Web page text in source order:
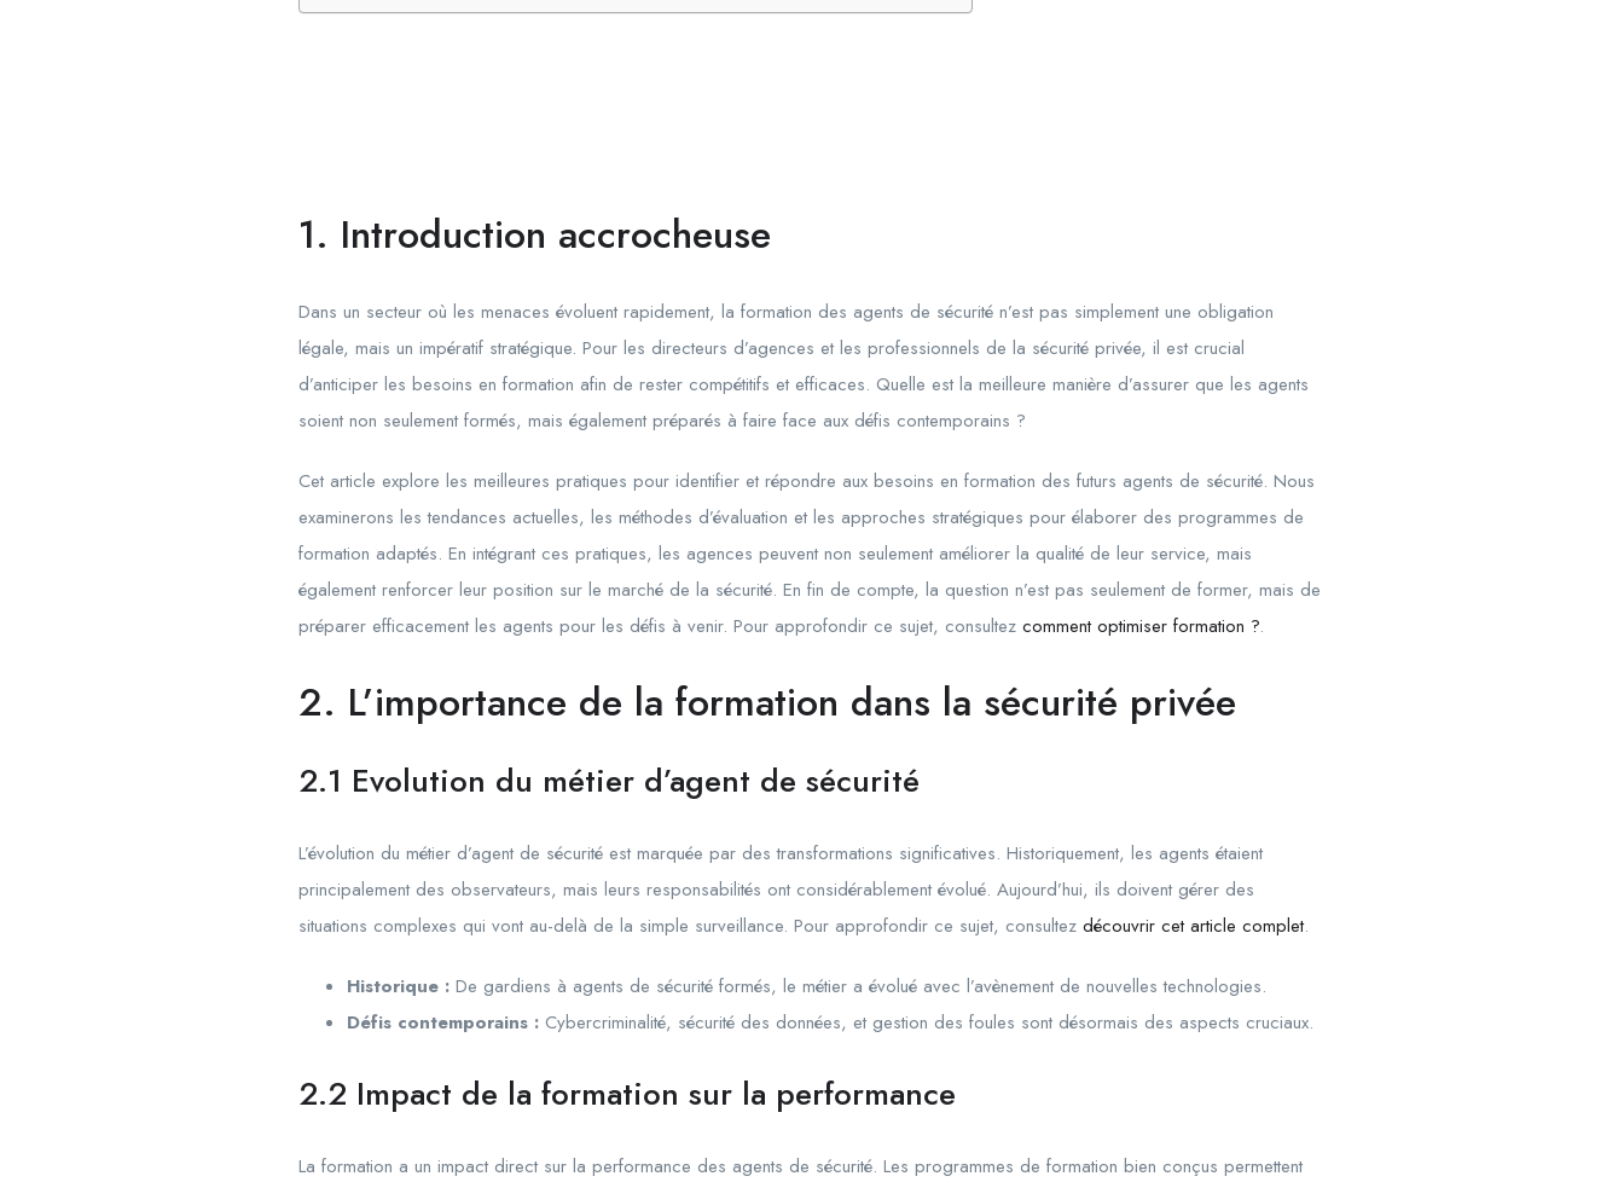
1. Introduction accrocheuse
Dans un secteur où les menaces évoluent rapidement, la formation des agents de sécurité n’est pas simplement une obligation
légale, mais un impératif stratégique. Pour les directeurs d’agences et les professionnels de la sécurité privée, il est crucial
d’anticiper les besoins en formation afin de rester compétitifs et efficaces. Quelle est la meilleure manière d’assurer que les agents
soient non seulement formés, mais également préparés à faire face aux défis contemporains ?
Cet article explore les meilleures pratiques pour identifier et répondre aux besoins en formation des futurs agents de sécurité. Nous
examinerons les tendances actuelles, les méthodes d’évaluation et les approches stratégiques pour élaborer des programmes de
formation adaptés. En intégrant ces pratiques, les agences peuvent non seulement améliorer la qualité de leur service, mais
également renforcer leur position sur le marché de la sécurité. En fin de compte, la question n’est pas seulement de former, mais de
préparer efficacement les agents pour les défis à venir. Pour approfondir ce sujet, consultez comment optimiser formation ?.
2. L’importance de la formation dans la sécurité privée
2.1 Evolution du métier d’agent de sécurité
L’évolution du métier d’agent de sécurité est marquée par des transformations significatives. Historiquement, les agents étaient
principalement des observateurs, mais leurs responsabilités ont considérablement évolué. Aujourd’hui, ils doivent gérer des
situations complexes qui vont au-delà de la simple surveillance. Pour approfondir ce sujet, consultez découvrir cet article complet.
Historique : De gardiens à agents de sécurité formés, le métier a évolué avec l’avènement de nouvelles technologies.
Défis contemporains : Cybercriminalité, sécurité des données, et gestion des foules sont désormais des aspects cruciaux.
2.2 Impact de la formation sur la performance
La formation a un impact direct sur la performance des agents de sécurité. Les programmes de formation bien conçus permettent